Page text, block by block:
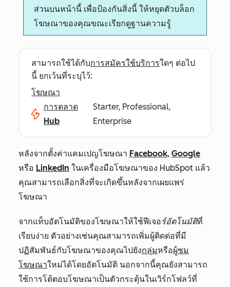
ส่วนบนหน้านี้ เพื่อป้องกันสิ่งนี้ ให้หยุดตัวบล็อก
โฆษณาของคุณขณะเรียกดูฐานความรู้
สามารถใช้ได้กับการสมัครใช้บริการใดๆ ต่อไป
นี้ ยกเว้นที่ระบุไว้:
โฆษณา
การตลาด
Hub
Starter, Professional,
Enterprise
หลังจากตั้งค่าแคมเปญโฆษณา Facebook, Google
หรือ LinkedIn ในเครื่องมือโฆษณาของ HubSpot แล้ว
คุณสามารถเลือกสิ่งที่จะเกิดขึ้นหลังจากเผยแพร่
โฆษณา
จากแท็บอัตโนมัติของโฆษณาให้ใช้ฟีเจอร์อัตโนมัติที่
เรียบง่าย ตัวอย่างเช่นคุณสามารถเพิ่มผู้ติดต่อที่มี
ปฏิสัมพันธ์กับโฆษณาของคุณไปยังกลุ่มหรือผู้ชม
โฆษณาใหม่ได้โดยอัตโนมัติ นอกจากนี้คุณยังสามารถ
ใช้การโต้ตอบโฆษณาเป็นตัวกระตุ้นในเวิร์กโฟลว์ที่